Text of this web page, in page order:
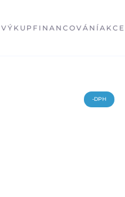
VÝKUP FINANCOVÁNÍAKCE
-DPH